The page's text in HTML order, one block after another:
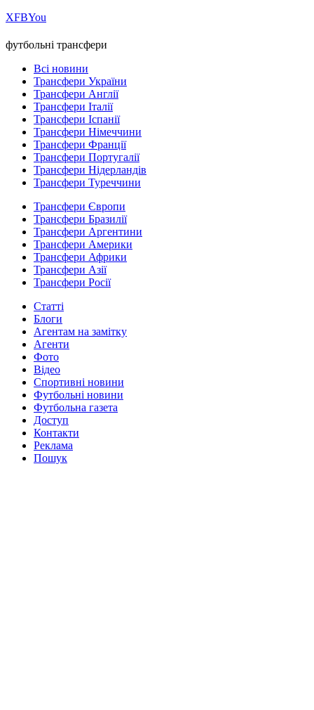
ХFBYou
футбольні трансфери
Всі новини
Трансфери України
Трансфери Англії
Трансфери Італії
Трансфери Іспанії
Трансфери Німеччини
Трансфери Франції
Трансфери Португалії
Трансфери Нідерландів
Трансфери Туреччини
Трансфери Європи
Трансфери Бразилії
Трансфери Аргентини
Трансфери Америки
Трансфери Африки
Трансфери Азії
Трансфери Росії
Статті
Блоги
Агентам на замітку
Агенти
Фото
Відео
Спортивні новини
Футбольні новини
Футбольна газета
Доступ
Контакти
Реклама
Пошук